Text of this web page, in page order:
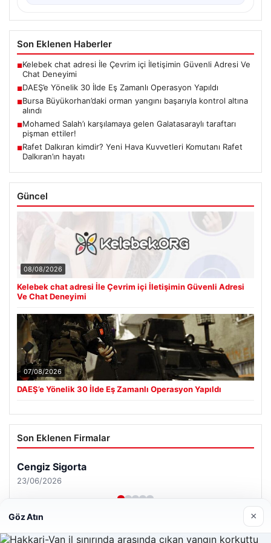
Son Eklenen Haberler
■Kelebek chat adresi İle Çevrim içi İletişimin Güvenli Adresi Ve
Chat Deneyimi
■DAEŞ’e Yönelik 30 İlde Eş Zamanlı Operasyon Yapıldı
■Bursa Büyükorhan’daki orman yangını başarıyla kontrol altına
alındı
■Mohamed Salah’ı karşılamaya gelen Galatasaraylı taraftarı
pişman ettiler!
■Rafet Dalkıran kimdir? Yeni Hava Kuvvetleri Komutanı Rafet
Dalkıran’ın hayatı
Güncel
08/08/2026
Kelebek chat adresi İle Çevrim içi İletişimin Güvenli Adresi
Ve Chat Deneyimi
07/08/2026
DAEŞ’e Yönelik 30 İlde Eş Zamanlı Operasyon Yapıldı
Son Eklenen Firmalar
Göz Atın ×